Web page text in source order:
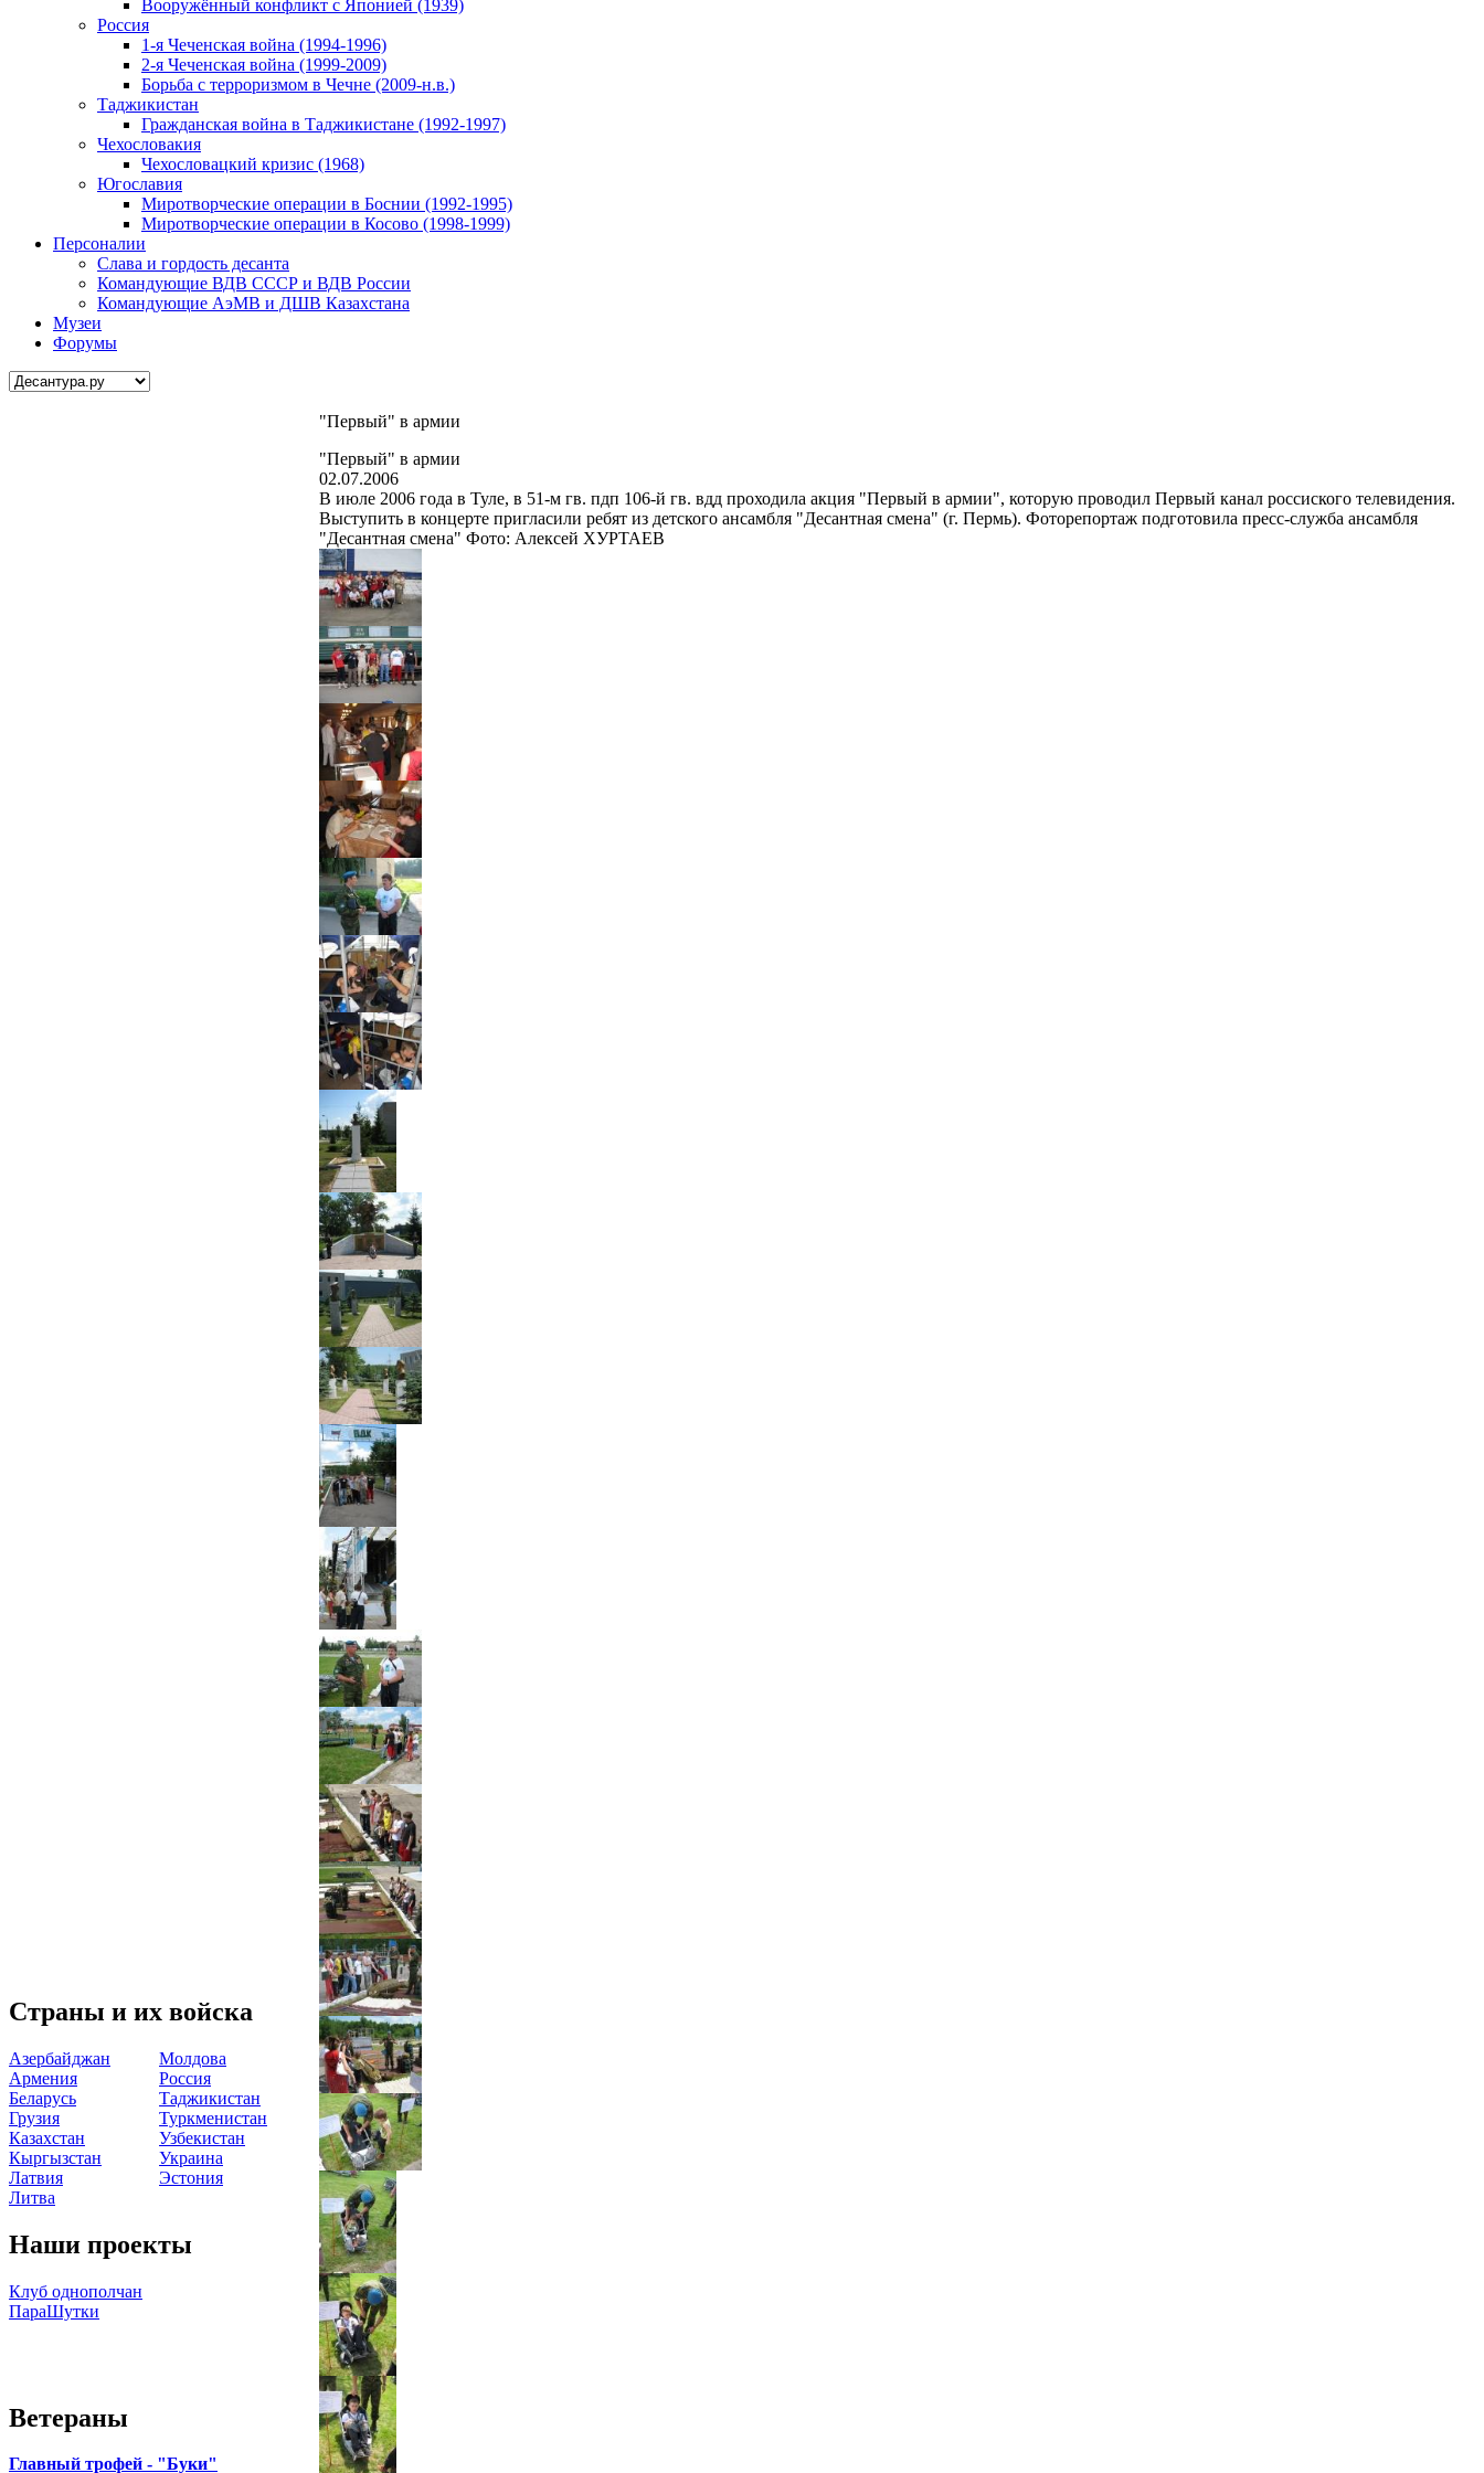
Вооружённый конфликт с Японией (1939)
Россия
1-я Чеченская война (1994-1996)
2-я Чеченская война (1999-2009)
Борьба с терроризмом в Чечне (2009-н.в.)
Таджикистан
Гражданская война в Таджикистане (1992-1997)
Чехословакия
Чехословацкий кризис (1968)
Югославия
Миротворческие операции в Боснии (1992-1995)
Миротворческие операции в Косово (1998-1999)
Персоналии
Слава и гордость десанта
Командующие ВДВ СССР и ВДВ России
Командующие АэМВ и ДШВ Казахстана
Музеи
Форумы
Страны и их войска
Азербайджан
Армения
Беларусь
Грузия
Казахстан
Кыргызстан
Латвия
Литва
Молдова
Россия
Таджикистан
Туркменистан
Узбекистан
Украина
Эстония
Наши проекты
Клуб однополчан
ПараШутки
Ветераны
Главный трофей - "Буки"
"Первый" в армии
"Первый" в армии
02.07.2006
В июле 2006 года в Туле, в 51-м гв. пдп 106-й гв. вдд проходила акция "Первый в армии", которую проводил Первый канал россиского телевидения.
Выступить в концерте пригласили ребят из детского ансамбля "Десантная смена" (г. Пермь). Фоторепортаж подготовила пресс-служба ансамбля
"Десантная смена" Фото: Алексей ХУРТАЕВ